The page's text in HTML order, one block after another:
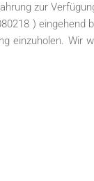
zur
) eingehend
einzuholen. Wir